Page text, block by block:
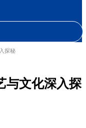
探秘
与文化深入探